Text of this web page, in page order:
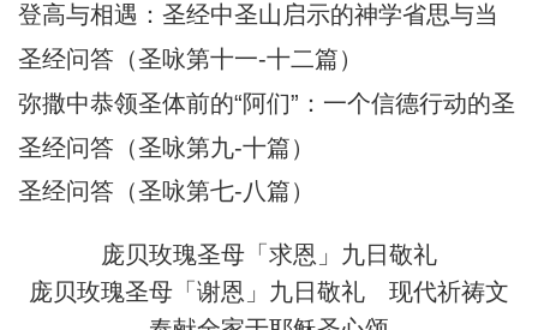
在这图画中，我们看到：风浪 = 生活
的试炼、恐惧、不安；船 = 教会与我
们的信仰生活；
登高与相遇：圣经中圣山启示的神学省思与当
代意义
圣经问答（圣咏第十一-十二篇）
弥撒中恭领圣体前的“阿们”：一个信德行动的圣
经根源与神学意蕴
圣经问答（圣咏第九-十篇）
圣经问答（圣咏第七-八篇）
庞贝玫瑰圣母「求恩」九日敬礼
庞贝玫瑰圣母「谢恩」九日敬礼
现代祈祷文